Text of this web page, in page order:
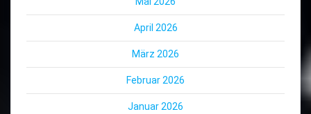
April 2026
März 2026
Februar 2026
Januar 2026